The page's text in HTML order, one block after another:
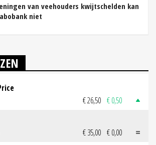
van veehouders kwijtschelden kan
niet
€ 26,50 € 0,50
€ 35,00 € 0,00